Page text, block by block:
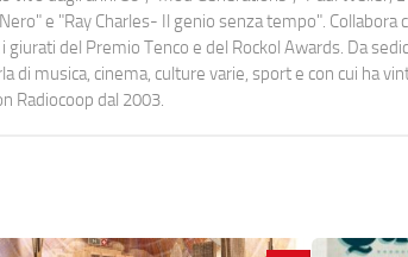
e "Ray Charles- Il genio senza tempo". Collabora
giurati del Premio Tenco e del Rockol Awards. Da
di musica, cinema, culture varie, sport e con cui ha
Radiocoop dal 2003.